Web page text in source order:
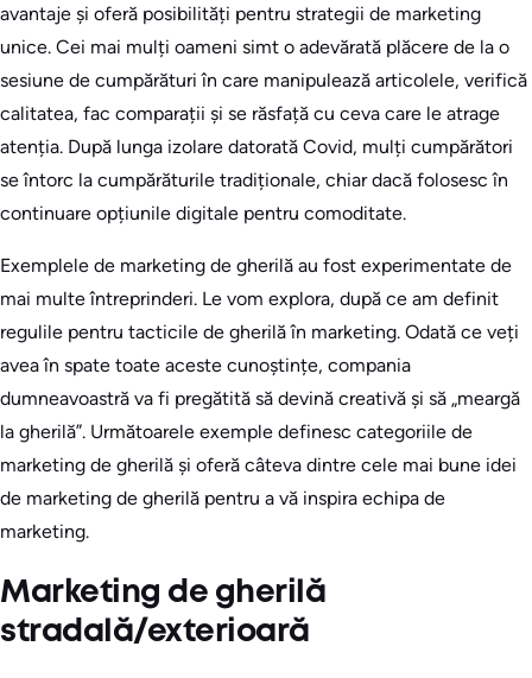
avantaje și oferă posibilități pentru strategii de marketing
unice. Cei mai mulți oameni simt o adevărată plăcere de la o
sesiune de cumpărături în care manipulează articolele, verifică
calitatea, fac comparații și se răsfață cu ceva care le atrage
atenția. După lunga izolare datorată Covid, mulți cumpărători
se întorc la cumpărăturile tradiționale, chiar dacă folosesc în
continuare opțiunile digitale pentru comoditate.
Exemplele de marketing de gherilă au fost experimentate de
mai multe întreprinderi. Le vom explora, după ce am definit
regulile pentru tacticile de gherilă în marketing. Odată ce veți
avea în spate toate aceste cunoștințe, compania
dumneavoastră va fi pregătită să devină creativă și să „meargă
la gherilă”. Următoarele exemple definesc categoriile de
marketing de gherilă și oferă câteva dintre cele mai bune idei
de marketing de gherilă pentru a vă inspira echipa de
marketing.
Marketing de gherilă
stradală/exterioară